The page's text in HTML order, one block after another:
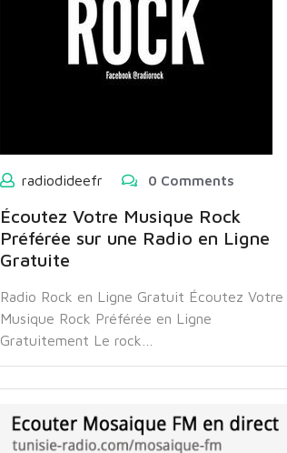
radiodideefr 0 Comments
Écoutez Votre Musique Rock
Préférée sur une Radio en Ligne
Gratuite
Radio Rock en Ligne Gratuit Écoutez Votre
Musique Rock Préférée en Ligne
Gratuitement Le rock…